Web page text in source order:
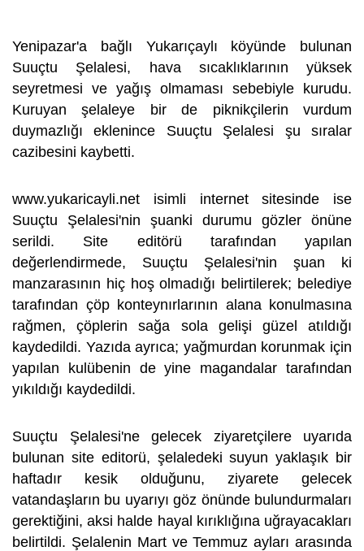
Yenipazar'a bağlı Yukarıçaylı köyünde bulunan
Suuçtu Şelalesi, hava sıcaklıklarının yüksek
seyretmesi ve yağış olmaması sebebiyle kurudu.
Kuruyan şelaleye bir de piknikçilerin vurdum
duymazlığı eklenince Suuçtu Şelalesi şu sıralar
cazibesini kaybetti.
www.yukaricayli.net isimli internet sitesinde ise
Suuçtu Şelalesi'nin şuanki durumu gözler önüne
serildi. Site editörü tarafından yapılan
değerlendirmede, Suuçtu Şelalesi'nin şuan ki
manzarasının hiç hoş olmadığı belirtilerek; belediye
tarafından çöp konteynırlarının alana konulmasına
rağmen, çöplerin sağa sola gelişi güzel atıldığı
kaydedildi. Yazıda ayrıca; yağmurdan korunmak için
yapılan kulübenin de yine magandalar tarafından
yıkıldığı kaydedildi.
Suuçtu Şelalesi'ne gelecek ziyaretçilere uyarıda
bulunan site editorü, şelaledeki suyun yaklaşık bir
haftadır kesik olduğunu, ziyarete gelecek
vatandaşların bu uyarıyı göz önünde bulundurmaları
gerektiğini, aksi halde hayal kırıklığına uğrayacakları
belirtildi. Şelalenin Mart ve Temmuz ayları arasında